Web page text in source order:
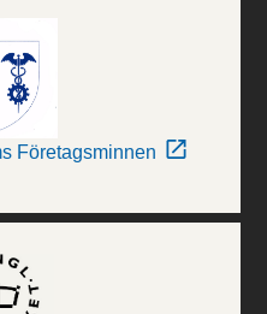
Företagsminnen